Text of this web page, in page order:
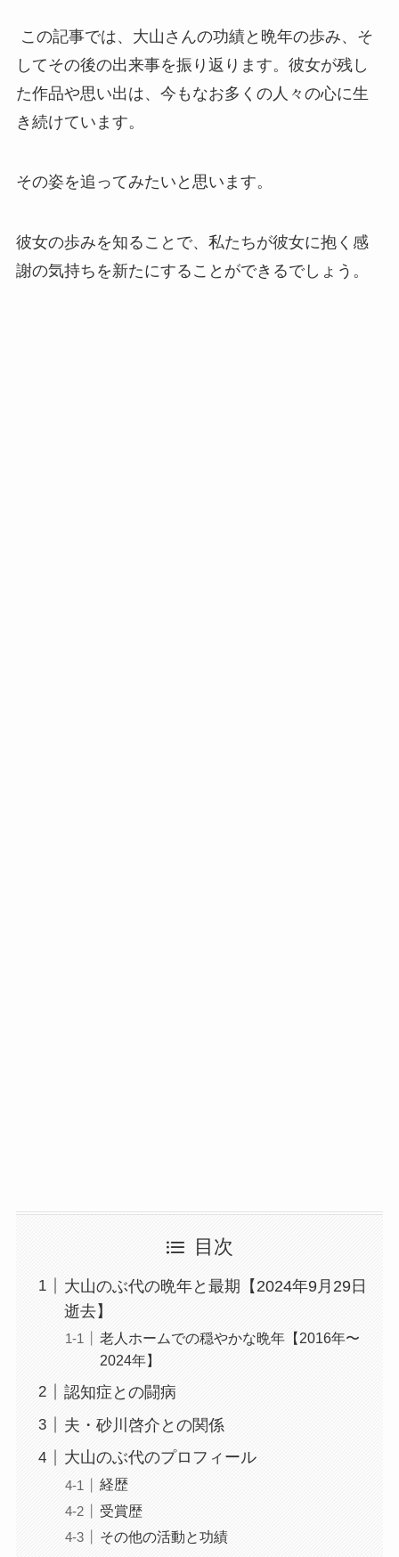
この記事では、大山さんの功績と晩年の歩み、そ
してその後の出来事を振り返ります。彼女が残し
た作品や思い出は、今もなお多くの人々の心に生
き続けています。
その姿を追ってみたいと思います。
彼女の歩みを知ることで、私たちが彼女に抱く感
謝の気持ちを新たにすることができるでしょう。
目次
大山のぶ代の晩年と最期【2024年9月29日
逝去】
老人ホームでの穏やかな晩年【2016年〜
2024年】
認知症との闘病
夫・砂川啓介との関係
大山のぶ代のプロフィール
経歴
受賞歴
その他の活動と功績